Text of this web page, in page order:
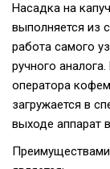
Насадка на
выполняется из
работа самого
ручного
оператора
загружается в
выходе аппарат